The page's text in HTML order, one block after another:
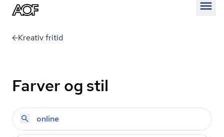
Kreativ fritid
Farver og stil